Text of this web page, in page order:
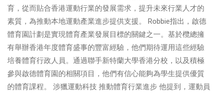
育，從而貼合香港運動行業的發展需求，提升未來行業人才的
素質，為推動本地運動產業進步提供支援。 Robbie指出，啟德
體育園計劃是實現體育產業發展目標的關鍵之一。基於欖總擁
有舉辦香港年度體育盛事的豐富經驗，他們期待運用這些經驗
培養體育行政人員。通過聯手新特蘭大學香港分校，以及積極
參與啟德體育園的相關項目，他們有信心能夠為學生提供優質
的體育課程。 涉獵運動科技 推動體育行業進步 他提到，運動員